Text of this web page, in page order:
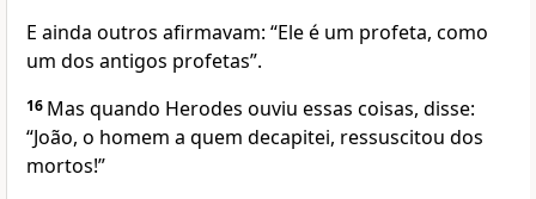
E ainda outros afirmavam: “Ele é um profeta, como
um dos antigos profetas”.
16 Mas quando Herodes ouviu essas coisas, disse:
“João, o homem a quem decapitei, ressuscitou dos
mortos!”